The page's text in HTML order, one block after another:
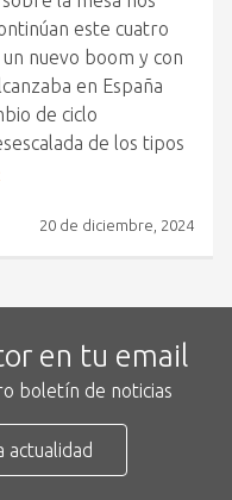
este cuatro
nuevo boom y con
en España
de ciclo
de los tipos
20 de diciembre, 2024
en tu email
boletín de noticias
actualidad